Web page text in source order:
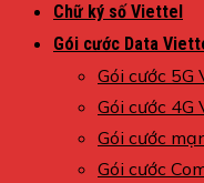
Chữ ký số Viettel
Gói cước Data
Gói cước 5G
Gói cước 4G
Gói cước
Gói cước